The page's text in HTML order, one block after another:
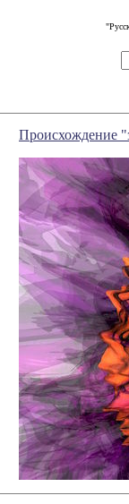
Происхождение